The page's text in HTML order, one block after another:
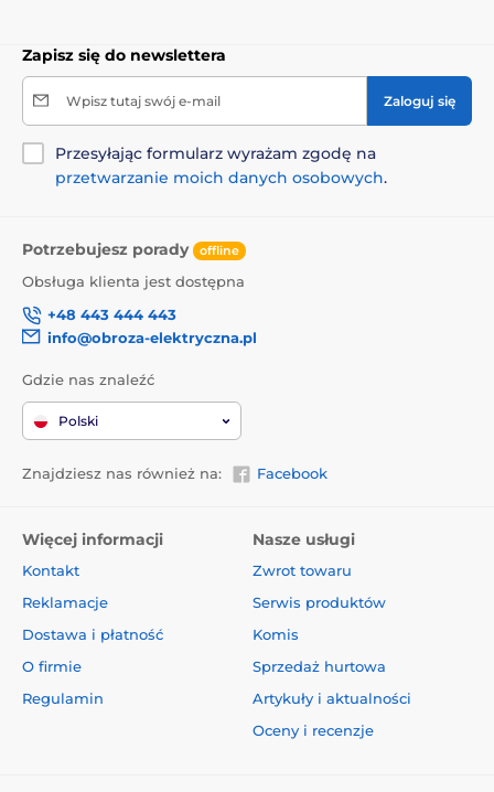
Zapisz się do newslettera
Wpisz tutaj swój e-mail Zaloguj się
Przesyłając formularz wyrażam zgodę na
przetwarzanie moich danych osobowych.
Potrzebujesz porady offline
Obsługa klienta jest dostępna
+48 443 444 443
info@obroza-elektryczna.pl
Gdzie nas znaleźć
Polski
Znajdziesz nas również na: Facebook
Więcej informacji
Kontakt
Reklamacje
Dostawa i płatność
O firmie
Regulamin
Nasze usługi
Zwrot towaru
Serwis produktów
Komis
Sprzedaż hurtowa
Artykuły i aktualności
Oceny i recenzje